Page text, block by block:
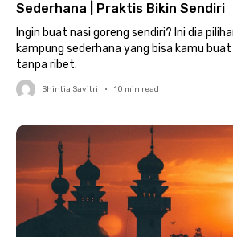
Sederhana | Praktis Bikin Sendiri
Ingin buat nasi goreng sendiri? Ini dia
kampung sederhana yang bisa kamu buat dengan praktis
tanpa ribet.
Shintia Savitri • 10 min read